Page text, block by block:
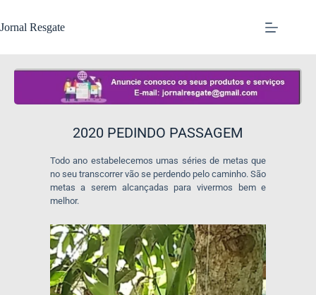
Jornal Resgate
2020 PEDINDO PASSAGEM
Todo ano estabelecemos umas séries de metas que
no seu transcorrer vão se perdendo pelo caminho. São
metas a serem alcançadas para vivermos bem e
melhor.